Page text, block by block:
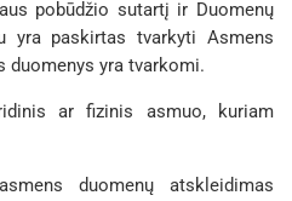
pobūdžio sutartį ir Duomenų
yra paskirtas tvarkyti Asmens
duomenys yra tvarkomi.
ar fizinis asmuo, kuriam
duomenų atskleidimas